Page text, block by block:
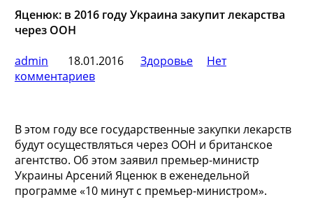
Яценюк: в 2016 году Украина закупит лекарства
через ООН
admin
18.01.2016 Здоровье
Нет
комментариев
В этом году все государственные закупки лекарств
будут осуществляться через ООН и британское
агентство. Об этом заявил премьер-министр
Украины Арсений Яценюк в еженедельной
программе «10 минут с премьер-министром».